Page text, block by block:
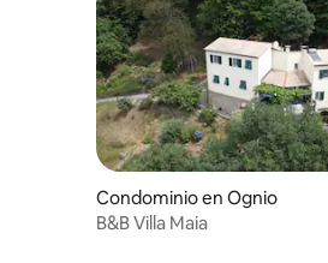
Condominio en Ognio
B&B Villa Maia